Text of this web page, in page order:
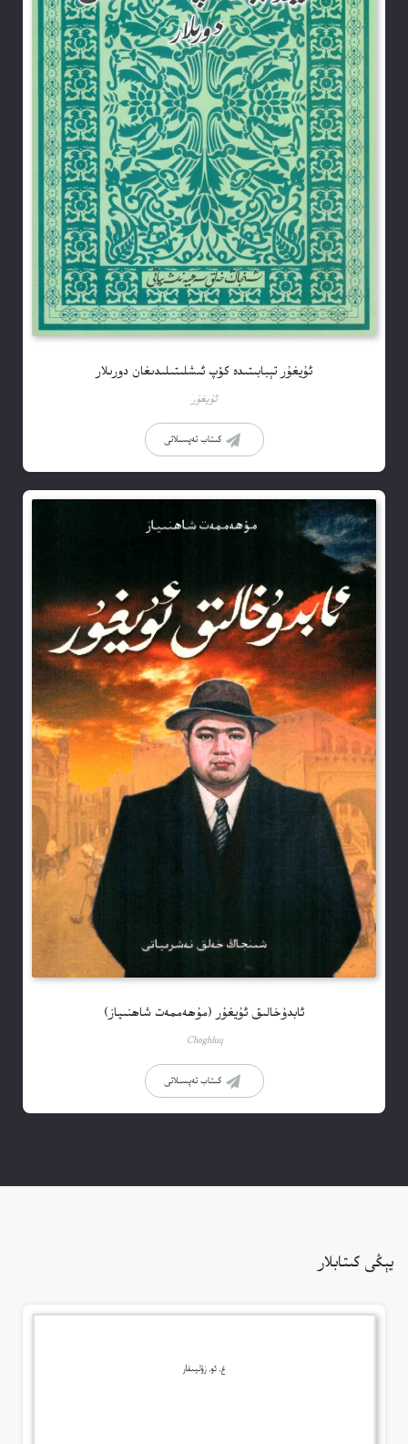
ئۇيغۇر تېبابىتىدە كۆپ ئىشلىتىلىدىغان دورىلار
ئۇيغۇر
كىتاب تەپسىلاتى
ئابدۇخالىق ئۇيغۇر (مۇھەممەت شاھنىياز)
Choghluq
كىتاب تەپسىلاتى
يېڭى كىتابلار